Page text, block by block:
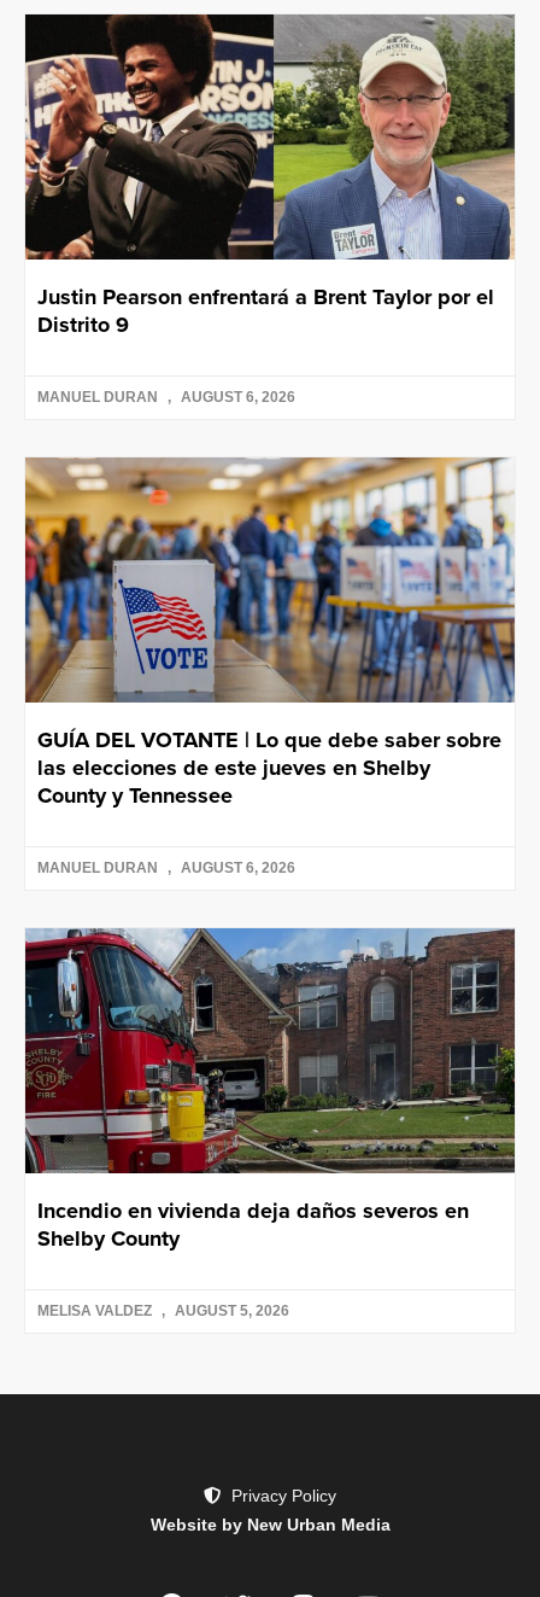
Justin Pearson enfrentará a Brent Taylor por el
Distrito 9
MANUEL DURAN AUGUST 6, 2026
GUÍA DEL VOTANTE | Lo que debe saber sobre
las elecciones de este jueves en Shelby
County y Tennessee
MANUEL DURAN AUGUST 6, 2026
Incendio en vivienda deja daños severos en
Shelby County
MELISA VALDEZ AUGUST 5, 2026
Privacy Policy
Website by New Urban Media